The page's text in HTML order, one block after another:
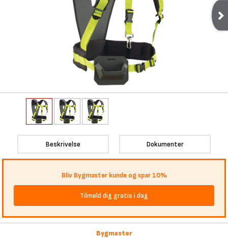
Beskrivelse Dokumenter
Bliv Bygmaster kunde og spar 10%
Tilmeld dig gratis i dag
Bygmaster